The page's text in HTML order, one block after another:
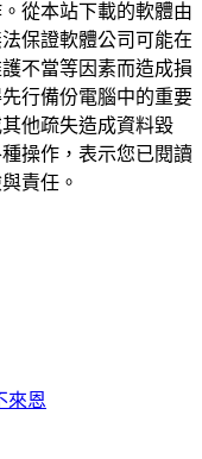
從本站下載的軟體由
保證軟體公司可能在
不當等因素而造成損
行備份電腦中的重要
他疏失造成資料毀
操作，表示您已閱讀
責任。
來恩